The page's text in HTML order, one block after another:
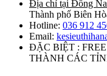
Địa chỉ tại Đồng
Thành phố Biên
Hotline: 036 912
Email:
ĐẶC BIỆT :
THÀNH CÁC